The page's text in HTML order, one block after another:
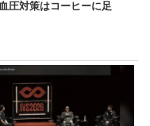
圧対策はコーヒーに足